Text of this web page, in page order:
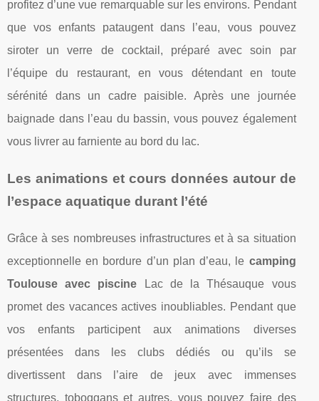
profitez d’une vue remarquable sur les environs. Pendant
que vos enfants pataugent dans l’eau, vous pouvez
siroter un verre de cocktail, préparé avec soin par
l’équipe du restaurant, en vous détendant en toute
sérénité dans un cadre paisible. Après une journée
baignade dans l’eau du bassin, vous pouvez également
vous livrer au farniente au bord du lac.
Les animations et cours données autour de
l’espace aquatique durant l’été
Grâce à ses nombreuses infrastructures et à sa situation
exceptionnelle en bordure d’un plan d’eau, le camping
Toulouse avec piscine Lac de la Thésauque vous
promet des vacances actives inoubliables. Pendant que
vos enfants participent aux animations diverses
présentées dans les clubs dédiés ou qu’ils se
divertissent dans l’aire de jeux avec immenses
structures, toboggans et autres, vous pouvez faire des